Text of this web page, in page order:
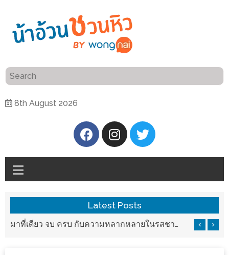
8th August 2026
แนะนำ
อ้วน
ศิริ
ปัน
นาฯ
เชียงใหม่
Latest Posts
มาที่เดียว จบ ครบ กับความหลากหลายในรสชาติที่นำมาจากทั่วเมืองจีนที่ HAN The Chinese Cuisine